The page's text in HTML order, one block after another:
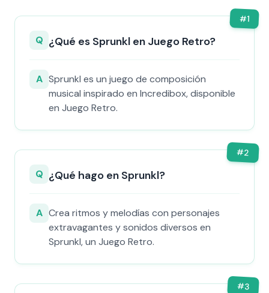
#1
Q ¿Qué es Sprunkl en Juego Retro?
A Sprunkl es un juego de composición
musical inspirado en Incredibox, disponible
en Juego Retro.
#2
Q ¿Qué hago en Sprunkl?
A Crea ritmos y melodías con personajes
extravagantes y sonidos diversos en
Sprunkl, un Juego Retro.
#3